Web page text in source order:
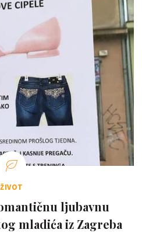
ŽIVOT
ljubavnu
mladića iz Zagreba